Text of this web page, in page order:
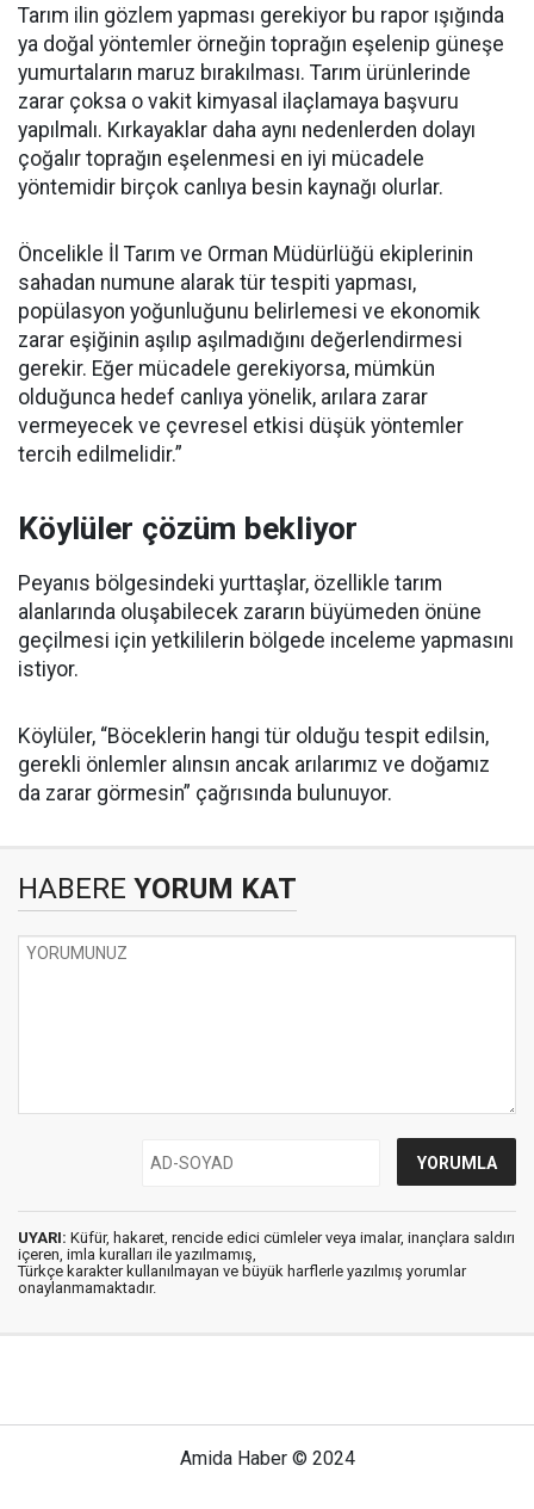
Tarım ilin gözlem yapması gerekiyor bu rapor ışığında
ya doğal yöntemler örneğin toprağın eşelenip güneşe
yumurtaların maruz bırakılması. Tarım ürünlerinde
zarar çoksa o vakit kimyasal ilaçlamaya başvuru
yapılmalı. Kırkayaklar daha aynı nedenlerden dolayı
çoğalır toprağın eşelenmesi en iyi mücadele
yöntemidir birçok canlıya besin kaynağı olurlar.
Öncelikle İl Tarım ve Orman Müdürlüğü ekiplerinin
sahadan numune alarak tür tespiti yapması,
popülasyon yoğunluğunu belirlemesi ve ekonomik
zarar eşiğinin aşılıp aşılmadığını değerlendirmesi
gerekir. Eğer mücadele gerekiyorsa, mümkün
olduğunca hedef canlıya yönelik, arılara zarar
vermeyecek ve çevresel etkisi düşük yöntemler
tercih edilmelidir.”
Köylüler çözüm bekliyor
Peyanıs bölgesindeki yurttaşlar, özellikle tarım
alanlarında oluşabilecek zararın büyümeden önüne
geçilmesi için yetkililerin bölgede inceleme yapmasını
istiyor.
Köylüler, “Böceklerin hangi tür olduğu tespit edilsin,
gerekli önlemler alınsın ancak arılarımız ve doğamız
da zarar görmesin” çağrısında bulunuyor.
HABERE YORUM KAT
UYARI: Küfür, hakaret, rencide edici cümleler veya imalar, inançlara saldırı
içeren, imla kuralları ile yazılmamış,
Türkçe karakter kullanılmayan ve büyük harflerle yazılmış yorumlar
onaylanmamaktadır.
Amida Haber © 2024